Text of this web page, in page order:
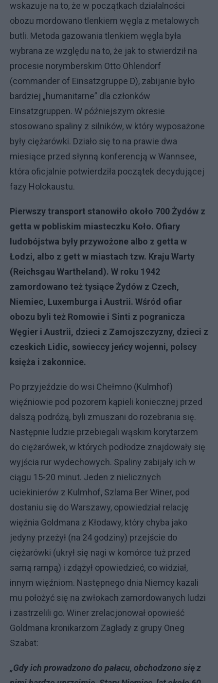
wskazuje na to, że w początkach działalności
obozu mordowano tlenkiem węgla z metalowych
butli. Metoda gazowania tlenkiem węgla była
wybrana ze względu na to, że jak to stwierdził na
procesie norymberskim Otto Ohlendorf
(commander of Einsatzgruppe D), zabijanie było
bardziej „humanitarne” dla członków
Einsatzgruppen. W późniejszym okresie
stosowano spaliny z silników, w który wyposażone
były ciężarówki. Działo się to na prawie dwa
miesiące przed słynną konferencją w Wannsee,
która oficjalnie potwierdziła początek decydującej
fazy Holokaustu.
Pierwszy transport stanowiło około 700 Żydów z
getta w pobliskim miasteczku Koło. Ofiary
ludobójstwa były przywożone albo z getta w
Łodzi, albo z gett w miastach tzw. Kraju Warty
(Reichsgau Wartheland). W roku 1942
zamordowano też tysiące Żydów z Czech,
Niemiec, Luxemburga i Austrii. Wśród ofiar
obozu byli też Romowie i Sinti z pogranicza
Węgier i Austrii, dzieci z Zamojszczyzny, dzieci z
czeskich Lidic, sowieccy jeńcy wojenni, polscy
księża i zakonnice.
Po przyjeździe do wsi Chełmno (Kulmhof)
więźniowie pod pozorem kąpieli koniecznej przed
dalszą podróżą, byli zmuszani do rozebrania się.
Następnie ludzie przebiegali wąskim korytarzem
do ciężarówek, w których podłodze znajdowały się
wyjścia rur wydechowych. Spaliny zabijały ich w
ciągu 15-20 minut. Jeden z nielicznych
uciekinierów z Kulmhof, Szlama Ber Winer, pod
dostaniu się do Warszawy, opowiedział relację
więźnia Goldmana z Kłodawy, który chyba jako
jedyny przeżył (na 24 godziny) przejście do
ciężarówki (ukrył się nagi w komórce tuż przed
samą rampą) i zdążył opowiedzieć, co widział,
innym więźniom. Następnego dnia Niemcy kazali
mu położyć się na zwłokach zamordowanych ludzi
i zastrzelili go. Winer zrelacjonował opowieść
Goldmana kronikarzom Zagłady z grupy Oneg
Szabat:
„Gdy ich prowadzono do pałacu, obchodzono się z